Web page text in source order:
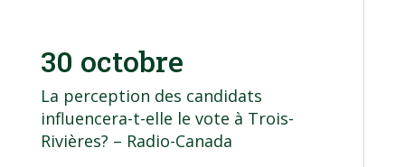
30 octobre
La perception des candidats
influencera-t-elle le vote à Trois-
Rivières? – Radio-Canada